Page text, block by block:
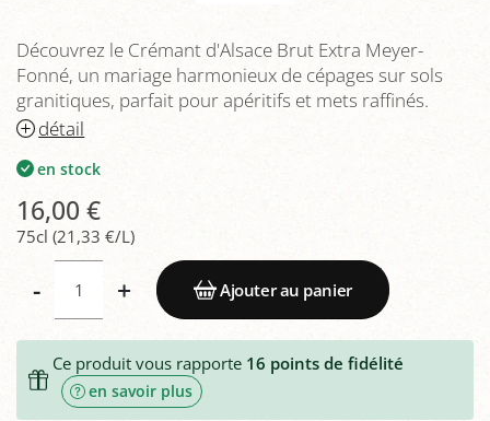
Découvrez le Crémant d'Alsace Brut Extra Meyer-
Fonné, un mariage harmonieux de cépages sur sols
granitiques, parfait pour apéritifs et mets raffinés.
détail
en stock
16,00 €
75cl (21,33 €/L)
- + Ajouter au panier
Ce produit vous rapporte 16 points de fidélité
en savoir plus